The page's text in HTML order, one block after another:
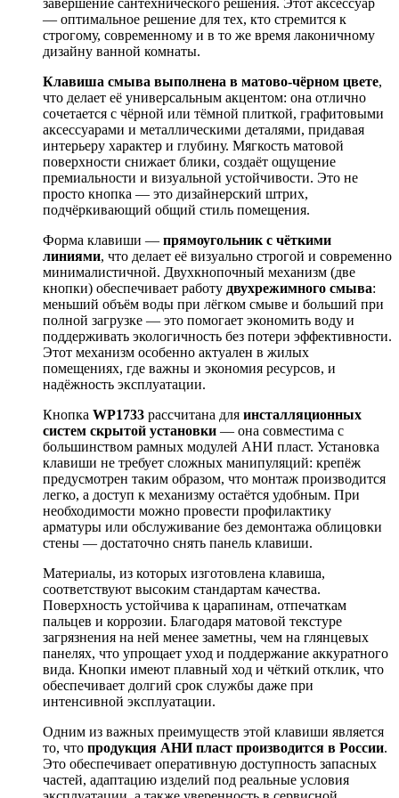
завершение сантехнического решения. Этот аксессуар
— оптимальное решение для тех, кто стремится к
строгому, современному и в то же время лаконичному
дизайну ванной комнаты.
Клавиша смыва выполнена в матово-чёрном цвете,
что делает её универсальным акцентом: она отлично
сочетается с чёрной или тёмной плиткой, графитовыми
аксессуарами и металлическими деталями, придавая
интерьеру характер и глубину. Мягкость матовой
поверхности снижает блики, создаёт ощущение
премиальности и визуальной устойчивости. Это не
просто кнопка — это дизайнерский штрих,
подчёркивающий общий стиль помещения.
Форма клавиши — прямоугольник с чёткими
линиями, что делает её визуально строгой и современно
минималистичной. Двухкнопочный механизм (две
кнопки) обеспечивает работу двухрежимного смыва:
меньший объём воды при лёгком смыве и больший при
полной загрузке — это помогает экономить воду и
поддерживать экологичность без потери эффективности.
Этот механизм особенно актуален в жилых
помещениях, где важны и экономия ресурсов, и
надёжность эксплуатации.
Кнопка WP1733 рассчитана для инсталляционных
систем скрытой установки — она совместима с
большинством рамных модулей АНИ пласт. Установка
клавиши не требует сложных манипуляций: крепёж
предусмотрен таким образом, что монтаж производится
легко, а доступ к механизму остаётся удобным. При
необходимости можно провести профилактику
арматуры или обслуживание без демонтажа облицовки
стены — достаточно снять панель клавиши.
Материалы, из которых изготовлена клавиша,
соответствуют высоким стандартам качества.
Поверхность устойчива к царапинам, отпечаткам
пальцев и коррозии. Благодаря матовой текстуре
загрязнения на ней менее заметны, чем на глянцевых
панелях, что упрощает уход и поддержание аккуратного
вида. Кнопки имеют плавный ход и чёткий отклик, что
обеспечивает долгий срок службы даже при
интенсивной эксплуатации.
Одним из важных преимуществ этой клавиши является
то, что продукция АНИ пласт производится в России.
Это обеспечивает оперативную доступность запасных
частей, адаптацию изделий под реальные условия